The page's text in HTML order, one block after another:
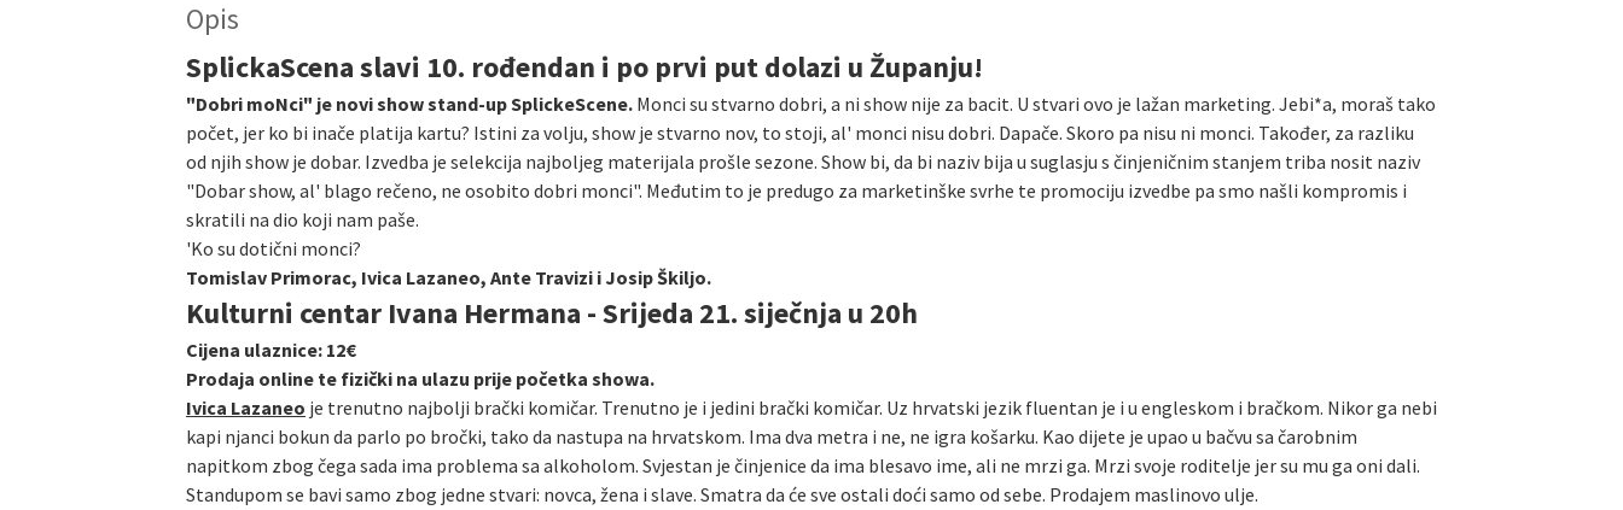
Opis
SplickaScena slavi 10. rođendan i po prvi put dolazi u Županju!
"Dobri moNci" je novi show stand-up SplickeScene. Monci su stvarno dobri, a ni show nije za bacit. U stvari ovo je lažan marketing. Jebi*a, moraš tako
počet, jer ko bi inače platija kartu? Istini za volju, show je stvarno nov, to stoji, al' monci nisu dobri. Dapače. Skoro pa nisu ni monci. Također, za razliku
od njih show je dobar. Izvedba je selekcija najboljeg materijala prošle sezone. Show bi, da bi naziv bija u suglasju s činjeničnim stanjem triba nosit naziv
"Dobar show, al' blago rečeno, ne osobito dobri monci". Međutim to je predugo za marketinške svrhe te promociju izvedbe pa smo našli kompromis i
skratili na dio koji nam paše.
'Ko su dotični monci?
Tomislav Primorac, Ivica Lazaneo, Ante Travizi i Josip Škiljo.
Kulturni centar Ivana Hermana - Srijeda 21. siječnja u 20h
Cijena ulaznice: 12€
Prodaja online te fizički na ulazu prije početka showa.
Ivica Lazaneo je trenutno najbolji brački komičar. Trenutno je i jedini brački komičar. Uz hrvatski jezik fluentan je i u engleskom i bračkom. Nikor ga nebi
kapi njanci bokun da parlo po bročki, tako da nastupa na hrvatskom. Ima dva metra i ne, ne igra košarku. Kao dijete je upao u bačvu sa čarobnim
napitkom zbog čega sada ima problema sa alkoholom. Svjestan je činjenice da ima blesavo ime, ali ne mrzi ga. Mrzi svoje roditelje jer su mu ga oni dali.
Standupom se bavi samo zbog jedne stvari: novca, žena i slave. Smatra da će sve ostali doći samo od sebe. Prodajem maslinovo ulje.